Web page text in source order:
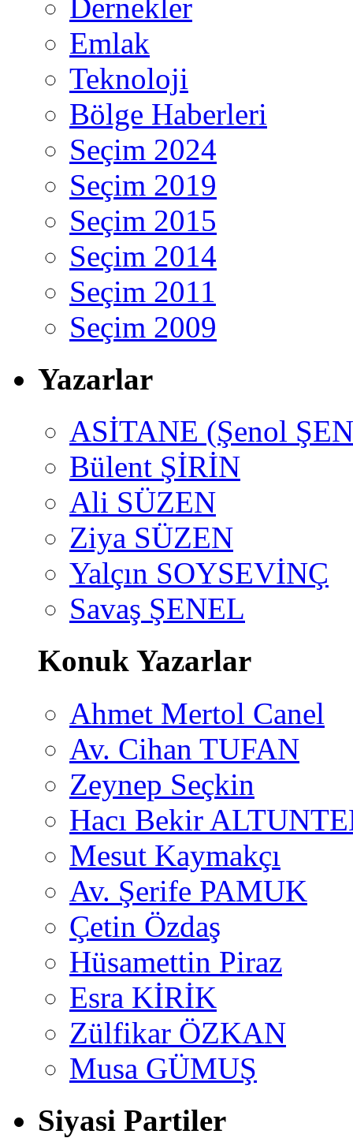
Dernekler
Emlak
Teknoloji
Bölge Haberleri
Seçim 2024
Seçim 2019
Seçim 2015
Seçim 2014
Seçim 2011
Seçim 2009
Yazarlar
ASİTANE (Şenol
Bülent ŞİRİN
Ali SÜZEN
Ziya SÜZEN
Yalçın SOYSEVİNÇ
Savaş ŞENEL
Konuk Yazarlar
Ahmet Mertol Canel
Av. Cihan TUFAN
Zeynep Seçkin
Hacı Bekir
Mesut Kaymakçı
Av. Şerife PAMUK
Çetin Özdaş
Hüsamettin Piraz
Esra KİRİK
Zülfikar ÖZKAN
Musa GÜMUŞ
Siyasi Partiler